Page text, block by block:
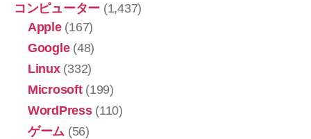
コンピューター (1,437)
Apple(167)
Google(48)
Linux(332)
Microsoft(199)
WordPress(110)
ゲーム (56)